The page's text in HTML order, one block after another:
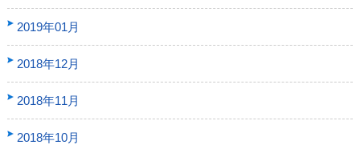
2019年01月
2018年12月
2018年11月
2018年10月